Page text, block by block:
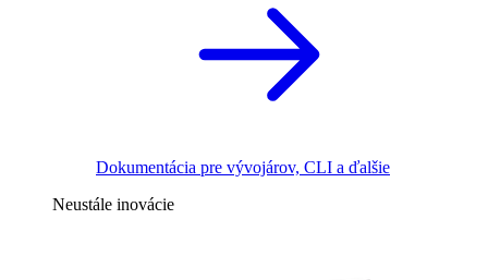
Dokumentácia pre vývojárov, CLI a ďalšie
Neustále inovácie